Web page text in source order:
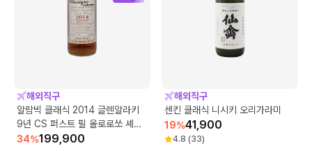
해외직구
알람빅 클래식 2014 글렌알라키
9년 CS 퍼스트 필 올로로쏘 셰리
벗
34%199,900
해외직구
센킨 클래식 니시키 오리가라미
19%41,900
4.8 (33)